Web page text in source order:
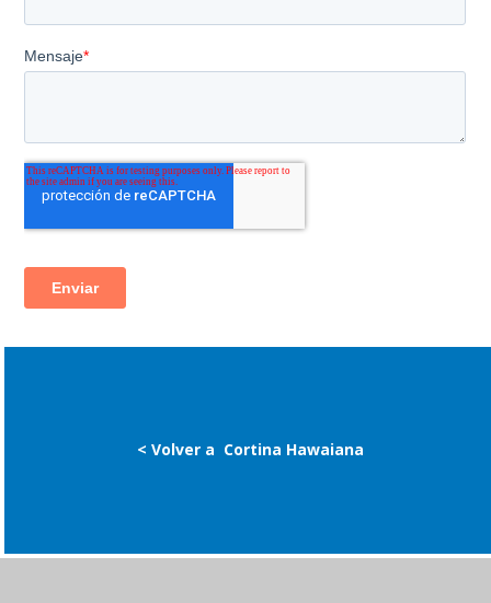
< Volver a Cortina Hawaiana